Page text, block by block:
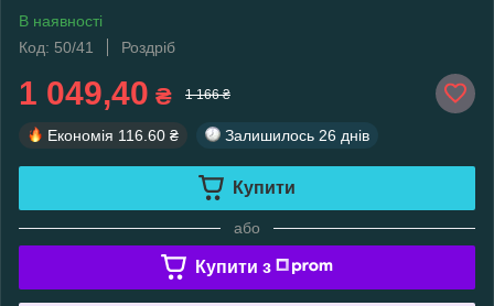
В наявності
Код: 50/41
Роздріб
1 049,40 ₴ 1 166 ₴
Економія 116.60 ₴ Залишилось 26 днів
Купити
або
Купити з